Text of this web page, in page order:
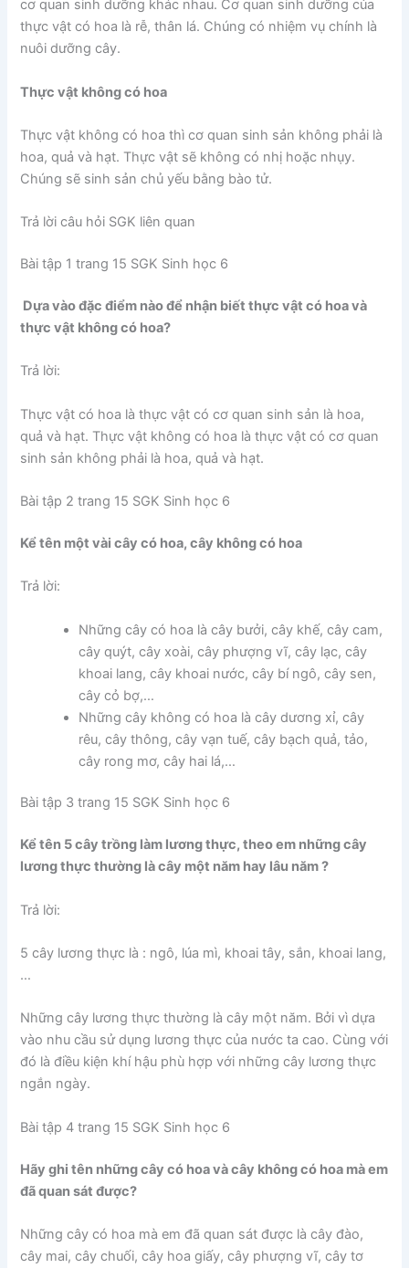
cơ quan sinh dưỡng khác nhau. Cơ quan sinh dưỡng của
thực vật có hoa là rễ, thân lá. Chúng có nhiệm vụ chính là
nuôi dưỡng cây.
Thực vật không có hoa
Thực vật không có hoa thì cơ quan sinh sản không phải là
hoa, quả và hạt. Thực vật sẽ không có nhị hoặc nhụy.
Chúng sẽ sinh sản chủ yếu bằng bào tử.
Trả lời câu hỏi SGK liên quan
Bài tập 1 trang 15 SGK Sinh học 6
Dựa vào đặc điểm nào để nhận biết thực vật có hoa và
thực vật không có hoa?
Trả lời:
Thực vật có hoa là thực vật có cơ quan sinh sản là hoa,
quả và hạt. Thực vật không có hoa là thực vật có cơ quan
sinh sản không phải là hoa, quả và hạt.
Bài tập 2 trang 15 SGK Sinh học 6
Kể tên một vài cây có hoa, cây không có hoa
Trả lời:
Những cây có hoa là cây bưởi, cây khế, cây cam,
cây quýt, cây xoài, cây phượng vĩ, cây lạc, cây
khoai lang, cây khoai nước, cây bí ngô, cây sen,
cây cỏ bợ,…
Những cây không có hoa là cây dương xỉ, cây
rêu, cây thông, cây vạn tuế, cây bạch quả, tảo,
cây rong mơ, cây hai lá,…
Bài tập 3 trang 15 SGK Sinh học 6
Kể tên 5 cây trồng làm lương thực, theo em những cây
lương thực thường là cây một năm hay lâu năm ?
Trả lời:
5 cây lương thực là : ngô, lúa mì, khoai tây, sắn, khoai lang,
…
Những cây lương thực thường là cây một năm. Bởi vì dựa
vào nhu cầu sử dụng lương thực của nước ta cao. Cùng với
đó là điều kiện khí hậu phù hợp với những cây lương thực
ngắn ngày.
Bài tập 4 trang 15 SGK Sinh học 6
Hãy ghi tên những cây có hoa và cây không có hoa mà em
đã quan sát được?
Những cây có hoa mà em đã quan sát được là cây đào,
cây mai, cây chuối, cây hoa giấy, cây phượng vĩ, cây tơ